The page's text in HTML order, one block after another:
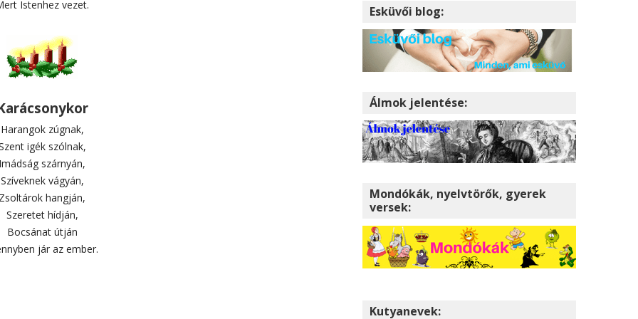
Istenhez vezet.
Harangok zúgnak,
igék szólnak,
szárnyán,
Szíveknek vágyán,
hangján,
Szeretet hídján,
Bocsánat útján
jár az ember.
Esküvői blog:
Álmok jelentése:
Mondókák, nyelvtörők, gyerek
versek:
Kutyanevek: